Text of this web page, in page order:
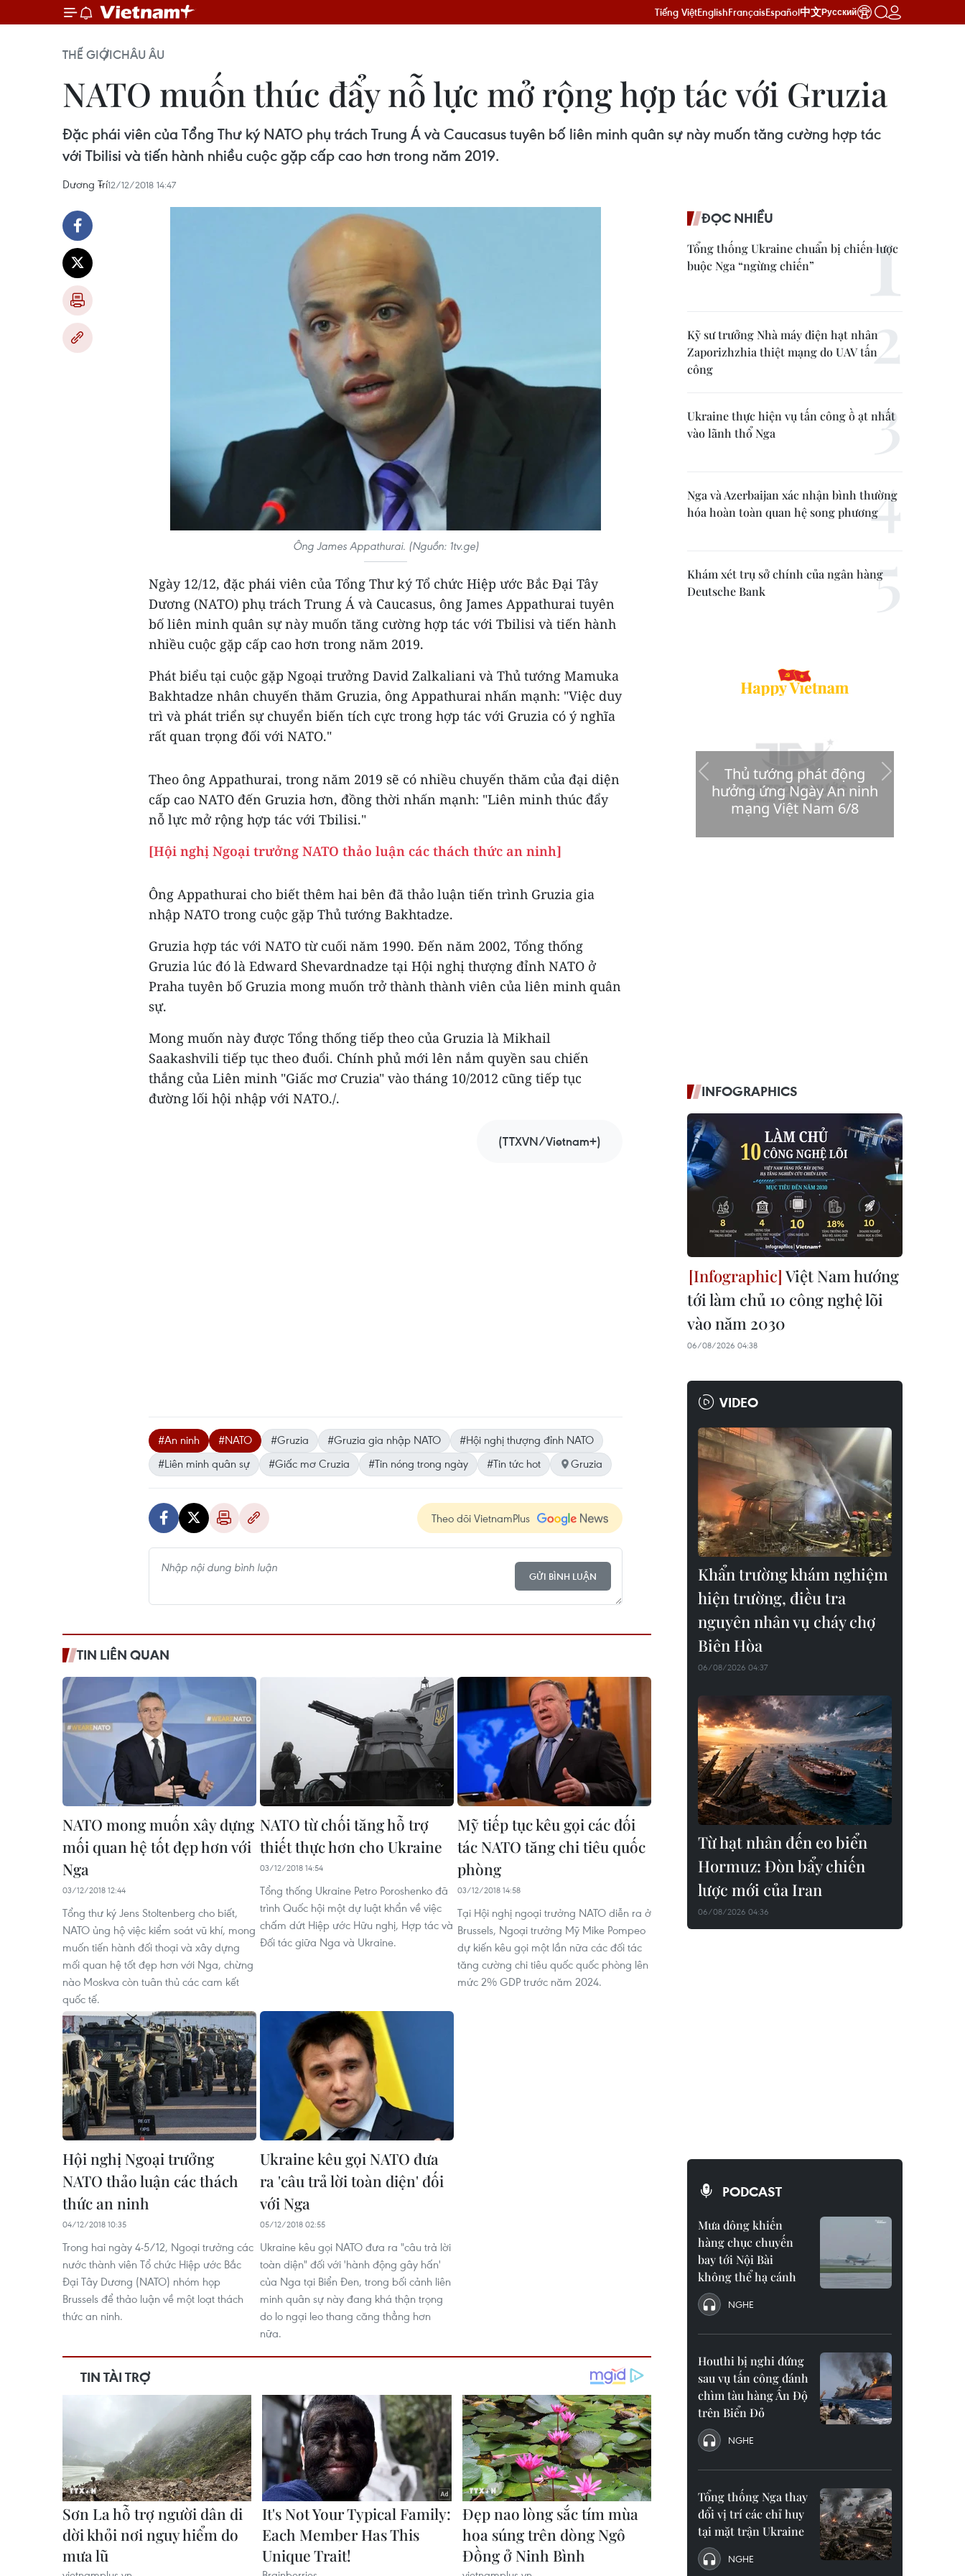
Tiếng ViệtEnglishFrançaisEspañol中文Русский
THẾ GIỚICHÂU ÂU
NATO muốn thúc đẩy nỗ lực mở rộng hợp tác với Gruzia
Đặc phái viên của Tổng Thư ký NATO phụ trách Trung Á và Caucasus tuyên bố liên minh quân sự này muốn tăng cường hợp tác
với Tbilisi và tiến hành nhiều cuộc gặp cấp cao hơn trong năm 2019.
Dương Trí12/12/2018 14:47
Ông James Appathurai. (Nguồn: 1tv.ge)
Ngày 12/12, đặc phái viên của Tổng Thư ký Tổ chức Hiệp ước Bắc Đại Tây
Dương (NATO) phụ trách Trung Á và Caucasus, ông James Appathurai tuyên
bố liên minh quân sự này muốn tăng cường hợp tác với Tbilisi và tiến hành
nhiều cuộc gặp cấp cao hơn trong năm 2019.
Phát biểu tại cuộc gặp Ngoại trưởng David Zalkaliani và Thủ tướng Mamuka
Bakhtadze nhân chuyến thăm Gruzia, ông Appathurai nhấn mạnh: "Việc duy
trì và phát triển sự chuyển biến tích cực trong hợp tác với Gruzia có ý nghĩa
rất quan trọng đối với NATO."
Theo ông Appathurai, trong năm 2019 sẽ có nhiều chuyến thăm của đại diện
cấp cao NATO đến Gruzia hơn, đồng thời nhấn mạnh: "Liên minh thúc đẩy
nỗ lực mở rộng hợp tác với Tbilisi."
[Hội nghị Ngoại trưởng NATO thảo luận các thách thức an ninh]
Ông Appathurai cho biết thêm hai bên đã thảo luận tiến trình Gruzia gia
nhập NATO trong cuộc gặp Thủ tướng Bakhtadze.
Gruzia hợp tác với NATO từ cuối năm 1990. Đến năm 2002, Tổng thống
Gruzia lúc đó là Edward Shevardnadze tại Hội nghị thượng đỉnh NATO ở
Praha tuyên bố Gruzia mong muốn trở thành thành viên của liên minh quân
sự.
Mong muốn này được Tổng thống tiếp theo của Gruzia là Mikhail
Saakashvili tiếp tục theo đuổi. Chính phủ mới lên nắm quyền sau chiến
thắng của Liên minh "Giấc mơ Cruzia" vào tháng 10/2012 cũng tiếp tục
đường lối hội nhập với NATO./.
(TTXVN/Vietnam+)
#An ninh #NATO #Gruzia #Gruzia gia nhập NATO
#Hội nghị thượng đỉnh NATO
#Liên minh quân sự
#Giấc mơ Cruzia #Tin nóng trong ngày #Tin tức hot Gruzia
Theo dõi VietnamPlus
GỬI BÌNH LUẬN
TIN LIÊN QUAN
NATO mong muốn xây dựng
mối quan hệ tốt đẹp hơn với
Nga
03/12/2018 12:44
Tổng thư ký Jens Stoltenberg cho biết,
NATO ủng hộ việc kiểm soát vũ khí, mong
muốn tiến hành đối thoại và xây dựng
mối quan hệ tốt đẹp hơn với Nga, chừng
nào Moskva còn tuân thủ các cam kết
quốc tế.
NATO từ chối tăng hỗ trợ
thiết thực hơn cho Ukraine
03/12/2018 14:54
Tổng thống Ukraine Petro Poroshenko đã
trình Quốc hội một dự luật khẩn về việc
chấm dứt Hiệp ước Hữu nghị, Hợp tác và
Đối tác giữa Nga và Ukraine.
Mỹ tiếp tục kêu gọi các đối
tác NATO tăng chi tiêu quốc
phòng
03/12/2018 14:58
Tại Hội nghị ngoại trưởng NATO diễn ra ở
Brussels, Ngoại trưởng Mỹ Mike Pompeo
dự kiến kêu gọi một lần nữa các đối tác
tăng cường chi tiêu quốc quốc phòng lên
mức 2% GDP trước năm 2024.
Hội nghị Ngoại trưởng
NATO thảo luận các thách
thức an ninh
04/12/2018 10:35
Trong hai ngày 4-5/12, Ngoại trưởng các
nước thành viên Tổ chức Hiệp ước Bắc
Đại Tây Dương (NATO) nhóm họp
Brussels để thảo luận về một loạt thách
thức an ninh.
Ukraine kêu gọi NATO đưa
ra 'câu trả lời toàn diện' đối
với Nga
05/12/2018 02:55
Ukraine kêu gọi NATO đưa ra "câu trả lời
toàn diện" đối với 'hành động gây hấn'
của Nga tại Biển Đen, trong bối cảnh liên
minh quân sự này đang khá thận trọng
do lo ngại leo thang căng thẳng hơn
nữa.
ĐỌC NHIỀU
Tổng thống Ukraine chuẩn bị chiến lược
buộc Nga “ngừng chiến”
Kỹ sư trưởng Nhà máy điện hạt nhân
Zaporizhzhia thiệt mạng do UAV tấn
công
Ukraine thực hiện vụ tấn công ồ ạt nhất
vào lãnh thổ Nga
Nga và Azerbaijan xác nhận bình thường
hóa hoàn toàn quan hệ song phương
Khám xét trụ sở chính của ngân hàng
Deutsche Bank
INFOGRAPHICS
Việt Nam hướng
tới làm chủ 10 công nghệ lõi
vào năm 2030
06/08/2026 04:38
VIDEO
Khẩn trường khám nghiệm
hiện trường, điều tra
nguyên nhân vụ cháy chợ
Biên Hòa
06/08/2026 04:37
Từ hạt nhân đến eo biển
Hormuz: Đòn bẩy chiến
lược mới của Iran
06/08/2026 04:36
PODCAST
Mưa dông khiến
hàng chục chuyến
bay tới Nội Bài
không thể hạ cánh
NGHE
Houthi bị nghi đứng
sau vụ tấn công đánh
chìm tàu hàng Ấn Độ
trên Biển Đỏ
NGHE
Tổng thống Nga thay
đổi vị trí các chỉ huy
tại mặt trận Ukraine
NGHE